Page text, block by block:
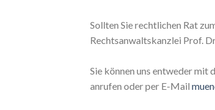
Sollten Sie rechtlichen Rat
Rechtsanwaltskanzlei Prof.
Sie können uns entweder
anrufen oder per E-Mail